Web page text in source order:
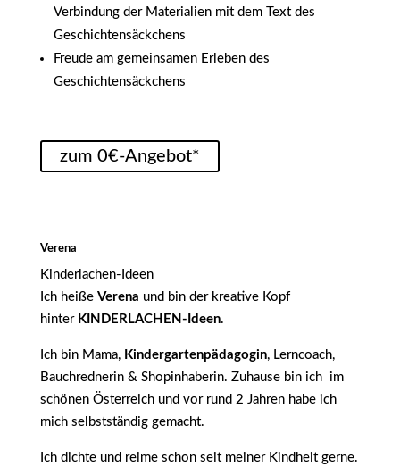
Verbindung der Materialien mit dem Text des
Geschichtensäckchens
Freude am gemeinsamen Erleben des
Geschichtensäckchens
zum 0€-Angebot*
Verena
Kinderlachen-Ideen
Ich heiße Verena und bin der kreative Kopf
hinter KINDERLACHEN-Ideen.
Ich bin Mama, Kindergartenpädagogin, Lerncoach,
Bauchrednerin & Shopinhaberin. Zuhause bin ich im
schönen Österreich und vor rund 2 Jahren habe ich
mich selbstständig gemacht.
Ich dichte und reime schon seit meiner Kindheit gerne.